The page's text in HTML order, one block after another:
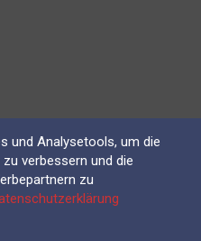
und Analysetools, um die
verbessern und die
zu